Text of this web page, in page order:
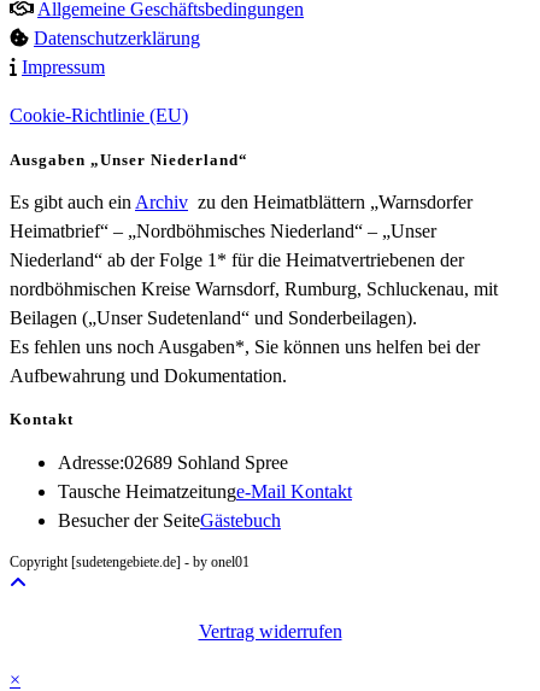
Allgemeine Geschäftsbedingungen
Datenschutzerklärung
Impressum
Cookie-Richtlinie (EU)
Ausgaben „Unser Niederland“
Es gibt auch ein Archiv zu den Heimatblättern „Warnsdorfer
Heimatbrief“ – „Nordböhmisches Niederland“ – „Unser
Niederland“ ab der Folge 1* für die Heimatvertriebenen der
nordböhmischen Kreise Warnsdorf, Rumburg, Schluckenau, mit
Beilagen („Unser Sudetenland“ und Sonderbeilagen).
Es fehlen uns noch Ausgaben*, Sie können uns helfen bei der
Aufbewahrung und Dokumentation.
Kontakt
Adresse:02689 Sohland Spree
Tausche Heimatzeitunge-Mail KontaktOpens
Besucher der SeiteGästebuch
Copyright [sudetengebiete.de] - by onel01
Vertrag widerrufen
×